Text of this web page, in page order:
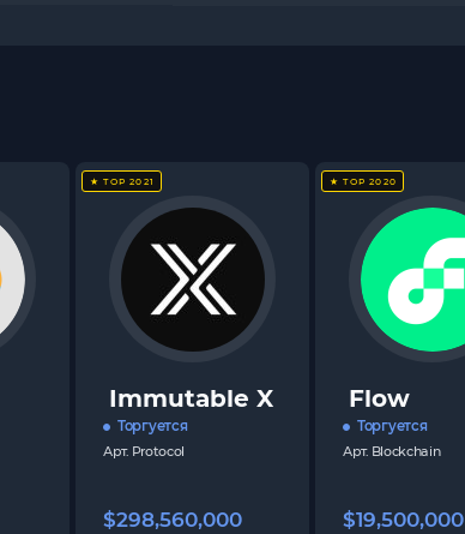
★ TOP 2021
Immutable X
Торгуется
Арт. Protocol
$298,560,000
★ TOP 2020
Flow
Торгуется
Арт. Blockchain
$19,500,000